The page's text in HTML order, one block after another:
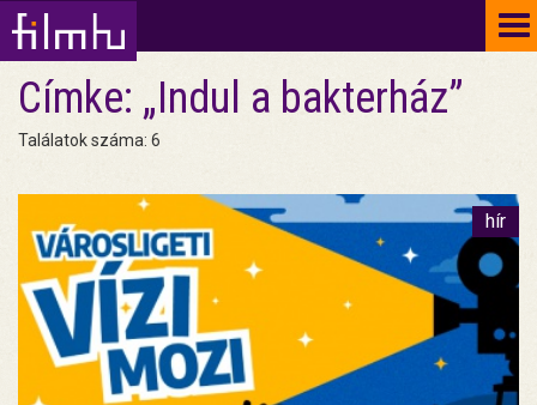
Címke: „Indul a bakterház”
Találatok száma: 6
hír